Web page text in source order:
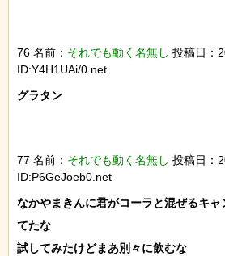
76 名前： それでも動く名無し 投稿日：
ID:Y4H1UAi/0.net
グラタン
77 名前： それでも動く名無し 投稿日：
ID:P6GeJoeb0.net
なかやまきんに君がコーラと混ぜるキ
てたな
試してみたけどまあ別々に飲むな